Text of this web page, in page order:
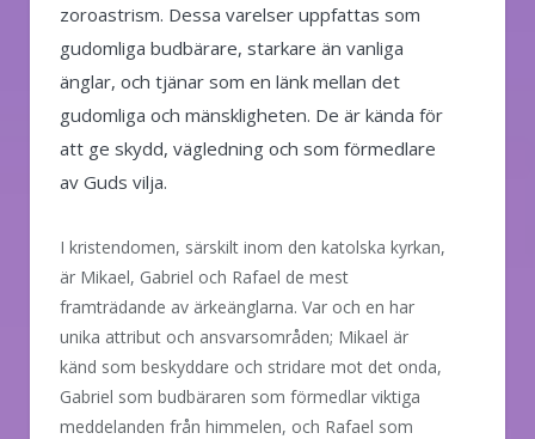
zoroastrism. Dessa varelser uppfattas som
gudomliga budbärare, starkare än vanliga
änglar, och tjänar som en länk mellan det
gudomliga och mänskligheten. De är kända för
att ge skydd, vägledning och som förmedlare
av Guds vilja.
I kristendomen, särskilt inom den katolska kyrkan,
är Mikael, Gabriel och Rafael de mest
framträdande av ärkeänglarna. Var och en har
unika attribut och ansvarsområden; Mikael är
känd som beskyddare och stridare mot det onda,
Gabriel som budbäraren som förmedlar viktiga
meddelanden från himmelen, och Rafael som